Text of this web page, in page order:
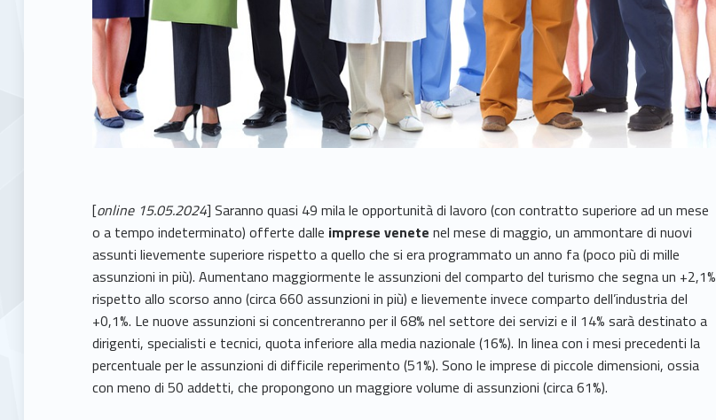
[online 15.05.2024] Saranno quasi 49 mila le opportunità di lavoro (con contratto superiore ad un mese
o a tempo indeterminato) offerte dalle imprese venete nel mese di maggio, un ammontare di nuovi
assunti lievemente superiore rispetto a quello che si era programmato un anno fa (poco più di mille
assunzioni in più). Aumentano maggiormente le assunzioni del comparto del turismo che segna un +2,1%
rispetto allo scorso anno (circa 660 assunzioni in più) e lievemente invece comparto dell’industria del
+0,1%. Le nuove assunzioni si concentreranno per il 68% nel settore dei servizi e il 14% sarà destinato a
dirigenti, specialisti e tecnici, quota inferiore alla media nazionale (16%). In linea con i mesi precedenti la
percentuale per le assunzioni di difficile reperimento (51%). Sono le imprese di piccole dimensioni, ossia
con meno di 50 addetti, che propongono un maggiore volume di assunzioni (circa 61%).